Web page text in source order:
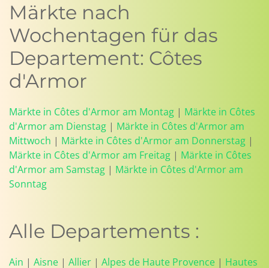
Märkte nach
Wochentagen für das
Departement: Côtes
d'Armor
Märkte in Côtes d'Armor am Montag | Märkte in Côtes
d'Armor am Dienstag | Märkte in Côtes d'Armor am
Mittwoch | Märkte in Côtes d'Armor am Donnerstag |
Märkte in Côtes d'Armor am Freitag | Märkte in Côtes
d'Armor am Samstag | Märkte in Côtes d'Armor am
Sonntag
Alle Departements :
Ain | Aisne | Allier | Alpes de Haute Provence | Hautes